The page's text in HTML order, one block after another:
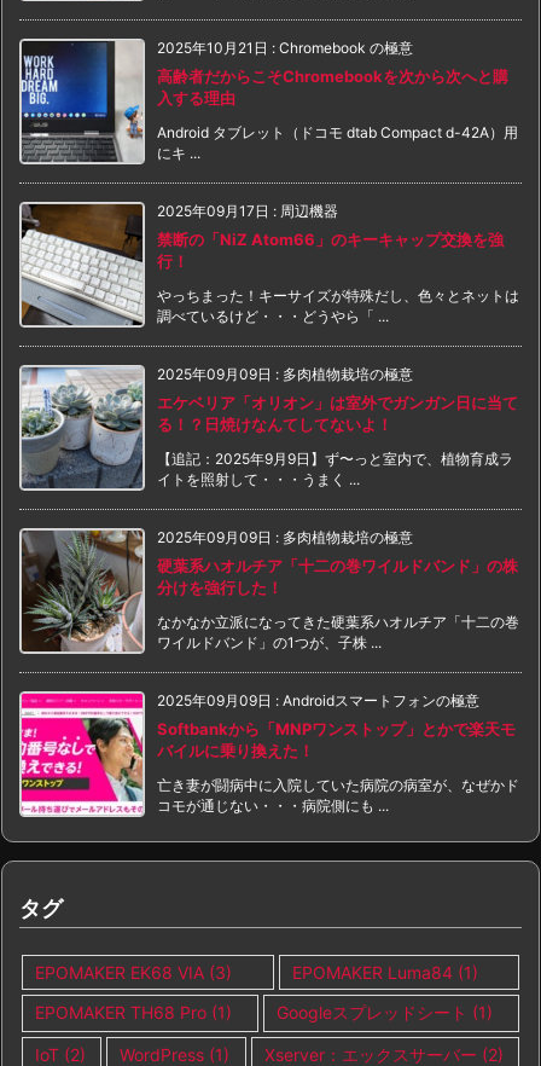
2025年10月21日 : Chromebook の極意
高齢者だからこそChromebookを次から次へと購
入する理由
Android タブレット（ドコモ dtab Compact d-42A）用
にキ ...
2025年09月17日 : 周辺機器
禁断の「NiZ Atom66」のキーキャップ交換を強
行！
やっちまった！キーサイズが特殊だし、色々とネットは
調べているけど・・・どうやら「 ...
2025年09月09日 : 多肉植物栽培の極意
エケベリア「オリオン」は室外でガンガン日に当て
る！？日焼けなんてしてないよ！
【追記：2025年9月9日】ず〜っと室内で、植物育成ラ
イトを照射して・・・うまく ...
2025年09月09日 : 多肉植物栽培の極意
硬葉系ハオルチア「十二の巻ワイルドバンド」の株
分けを強行した！
なかなか立派になってきた硬葉系ハオルチア「十二の巻
ワイルドバンド」の1つが、子株 ...
2025年09月09日 : Androidスマートフォンの極意
Softbankから「MNPワンストップ」とかで楽天モ
バイルに乗り換えた！
亡き妻が闘病中に入院していた病院の病室が、なぜかド
コモが通じない・・・病院側にも ...
タグ
EPOMAKER EK68 VIA (3) EPOMAKER Luma84(1)
EPOMAKER TH68 Pro (1) Googleスプレッドシート (1)
IoT (2) WordPress (1) Xserver：エックスサーバー (2)